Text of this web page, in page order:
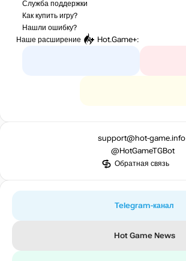
Служба поддержки
Как купить игру?
Нашли ошибку?
Наше расширение
Hot.Game+:
support@hot-game.info
@HotGameTGBot
Обратная связь
Telegram-канал
Hot Game News